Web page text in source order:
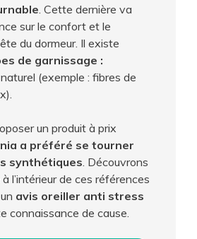
. Cette dernière va
sur le confort et le
du dormeur. Il existe
de garnissage :
(exemple : fibres de
un produit à prix
a préféré se tourner
synthétiques . Découvrons
l’intérieur de ces références
avis oreiller anti stress
connaissance de cause.